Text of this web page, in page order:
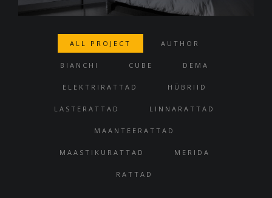
ALL PROJECT AUTHOR
BIANCHI CUBE DEMA
ELEKTRIRATTAD HÜBRIID
LASTERATTAD LINNARATTAD
MAANTEERATTAD
MAASTIKURATTAD MERIDA
RATTAD